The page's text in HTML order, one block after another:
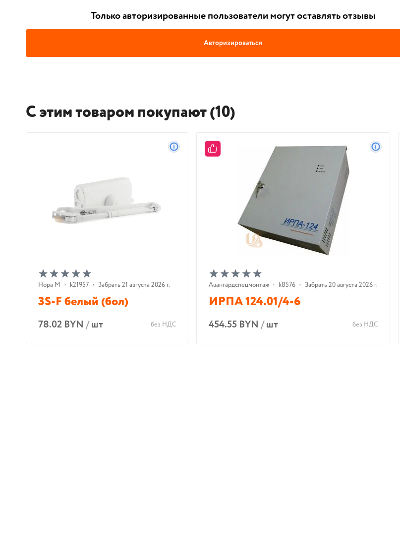
Только авторизированные пользователи могут оставлять отзывы
Авторизироваться
С этим товаром покупают (10)
Нора М • k21957 • Забрать 21 августа 2026 г.
3S-F белый (бол)
78.02 BYN /шт без НДС
Авангардспецмонтаж • k8576 • Забрать 20 августа 2026 г.
ИРПА 124.01/4-6
454.55 BYN /шт без НДС